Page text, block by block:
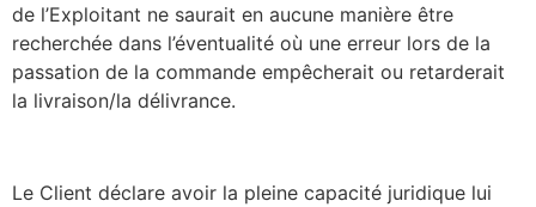
de l’Exploitant ne saurait en aucune manière être
recherchée dans l’éventualité où une erreur lors de la
passation de la commande empêcherait ou retarderait
la livraison/la délivrance.
Le Client déclare avoir la pleine capacité juridique lui